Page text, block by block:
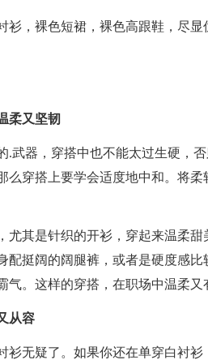
衫，裸色短裙，裸色高跟鞋，尽
柔又坚韧
.武器，穿搭中也不能太过生硬，
么穿搭上要学会适度地中和。将
尤其是针织的开衫，穿起来温柔
配挺阔的阔腿裤，或者是硬度感
。这样的穿搭，在职场中温柔又
从容
衫无疑了。如果你还在单穿白衬